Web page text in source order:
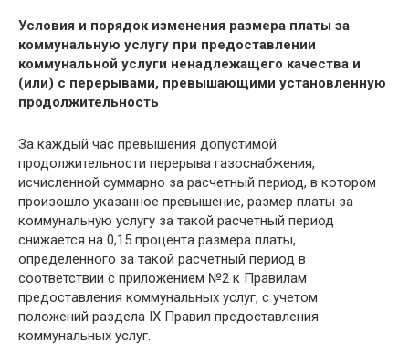
Условия и порядок изменения размера платы за
коммунальную услугу при предоставлении
коммунальной услуги ненадлежащего качества и
(или) с перерывами, превышающими установленную
продолжительность
За каждый час превышения допустимой
продолжительности перерыва газоснабжения,
исчисленной суммарно за расчетный период, в котором
произошло указанное превышение, размер платы за
коммунальную услугу за такой расчетный период
снижается на 0,15 процента размера платы,
определенного за такой расчетный период в
соответствии с приложением №2 к Правилам
предоставления коммунальных услуг, с учетом
положений раздела IX Правил предоставления
коммунальных услуг.